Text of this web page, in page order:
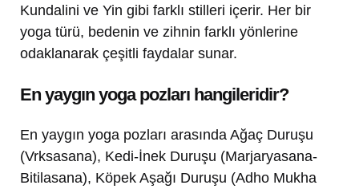
Kundalini ve Yin gibi farklı stilleri içerir. Her bir
yoga türü, bedenin ve zihnin farklı yönlerine
odaklanarak çeşitli faydalar sunar.
En yaygın yoga pozları hangileridir?
En yaygın yoga pozları arasında Ağaç Duruşu
(Vrksasana), Kedi-İnek Duruşu (Marjaryasana-
Bitilasana), Köpek Aşağı Duruşu (Adho Mukha